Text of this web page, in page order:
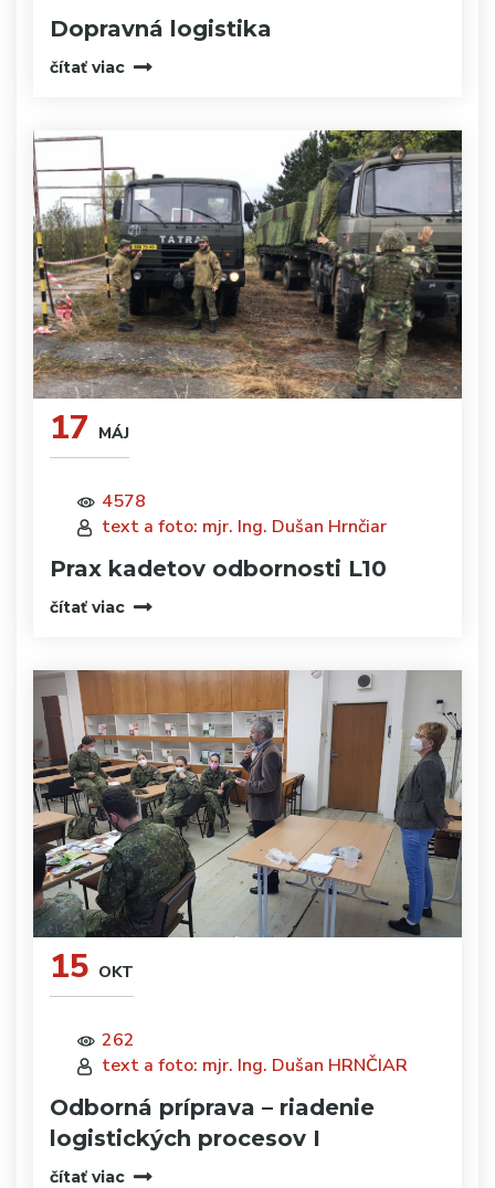
Dopravná logistika
čítať viac
17 MÁJ
4578
text a foto: mjr. Ing. Dušan Hrnčiar
Prax kadetov odbornosti L10
čítať viac
15 OKT
262
text a foto: mjr. Ing. Dušan HRNČIAR
Odborná príprava – riadenie
logistických procesov I
čítať viac